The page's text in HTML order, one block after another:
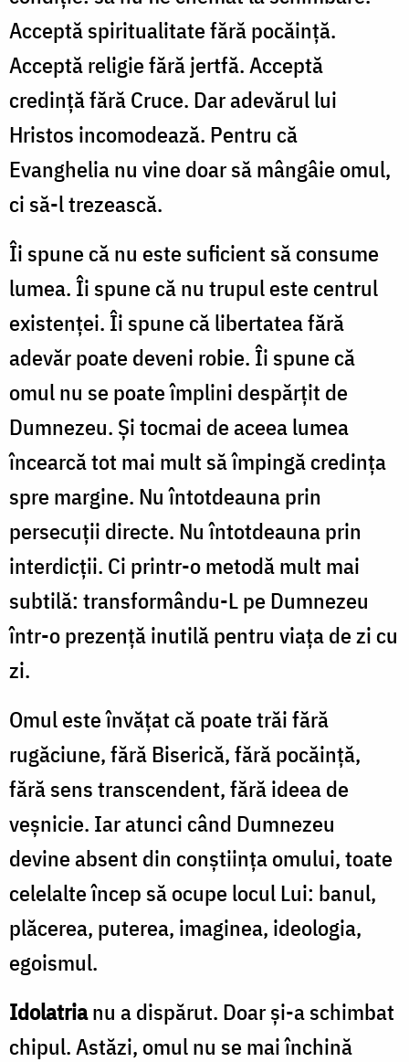
Acceptă spiritualitate fără pocăință.
Acceptă religie fără jertfă. Acceptă
credință fără Cruce. Dar adevărul lui
Hristos incomodează. Pentru că
Evanghelia nu vine doar să mângâie omul,
ci să-l trezească.
Îi spune că nu este suficient să consume
lumea. Îi spune că nu trupul este centrul
existenței. Îi spune că libertatea fără
adevăr poate deveni robie. Îi spune că
omul nu se poate împlini despărțit de
Dumnezeu. Și tocmai de aceea lumea
încearcă tot mai mult să împingă credința
spre margine. Nu întotdeauna prin
persecuții directe. Nu întotdeauna prin
interdicții. Ci printr-o metodă mult mai
subtilă: transformându-L pe Dumnezeu
într-o prezență inutilă pentru viața de zi cu
zi.
Omul este învățat că poate trăi fără
rugăciune, fără Biserică, fără pocăință,
fără sens transcendent, fără ideea de
veșnicie. Iar atunci când Dumnezeu
devine absent din conștiința omului, toate
celelalte încep să ocupe locul Lui: banul,
plăcerea, puterea, imaginea, ideologia,
egoismul.
Idolatrianu a dispărut. Doar și-a schimbat
chipul. Astăzi, omul nu se mai închină